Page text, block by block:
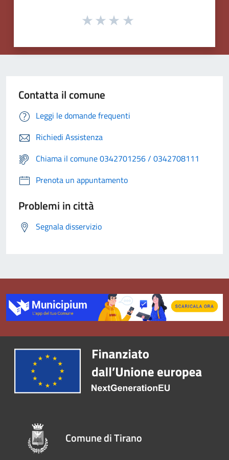
Contatta il comune
Leggi le domande frequenti
Richiedi Assistenza
Chiama il comune 0342701256 / 0342708111
Prenota un appuntamento
Problemi in città
Segnala disservizio
Comune di Tirano